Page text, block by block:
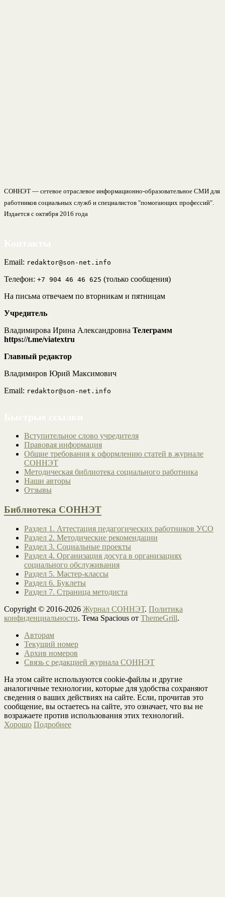
СОННЭТ — сетевое отраслевое информационно-образовательное СМИ для
работников социальных служб и специалистов "помогающих профессий".
Издается с октября 2016 года
Email: redaktor@son-net.info
Телефон: +7 904 46 46 625 (только сообщения)
На письма отвечаем по вторникам и пятницам
Учредитель
Владимирова Ирина Александровна Телеграмм
https://t.me/viatextru
Главный редактор
Владимиров Юрий Максимович
Email: redaktor@son-net.info
Вступительное слово учредителя
Правовая информация
Общие требования к оформлению статей в журнале
СОННЭТ
Методическая библиотека социального работника
Наши авторы
Отзывы
Библиотека СОННЭТ
Раздел 1. Аттестация педагогических работников УСО
Раздел 2. Методические рекомендации
Раздел 3. Социальные проекты
Раздел 4. Организация досуга в организациях
социального обслуживания
Раздел 5. Мастер-классы
Раздел 6. Буклеты
Раздел 7. Страница методиста
Copyright © 2016-2026 Журнал СОННЭТ. Политика
конфиденциальности. Тема Spacious от ThemeGrill.
Авторам
Текущий номер
Архив номеров
Связь с редакцией журнала СОННЭТ
На этом сайте используются cookie-файлы и другие
аналогичные технологии, которые для удобства сохраняют
сведения о ваших действиях на сайте. Если, прочитав это
сообщение, вы остаетесь на сайте, это означает, что вы не
возражаете против использования этих технологий.
Хорошо Подробнее